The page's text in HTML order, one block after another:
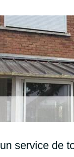
service de